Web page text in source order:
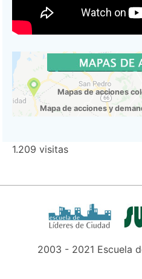
Mapas de acciones
Mapa de acciones y
1.209 visitas
2003 - 2021 Escuela